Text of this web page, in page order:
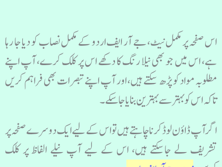
اس صفحہ پر مکمل نیٹ، جے آر ایف اردو کے مکمل نصاب کو دیا جا رہا
ہے، اس میں جو بھی نیلا رنگ کا دکھے اس پر کلک کرے، آپ اپنے
مطلوبہ مواد کو پڑھ سکتے ہیں، اور آپ اپنے تبصرات بھی فراہم کریں
تاکہ اس کو بہتر سے بہترین بنایا جاسکے۔
اگر آپ ڈاؤن لوڈ کرنا چاہتے ہیں تو اس کے لیے ایک دوسرے صفحہ پر
تشریف لے جاسکتے ہیں، اس کے لیے آپ نیلے الفاظ پر کلک